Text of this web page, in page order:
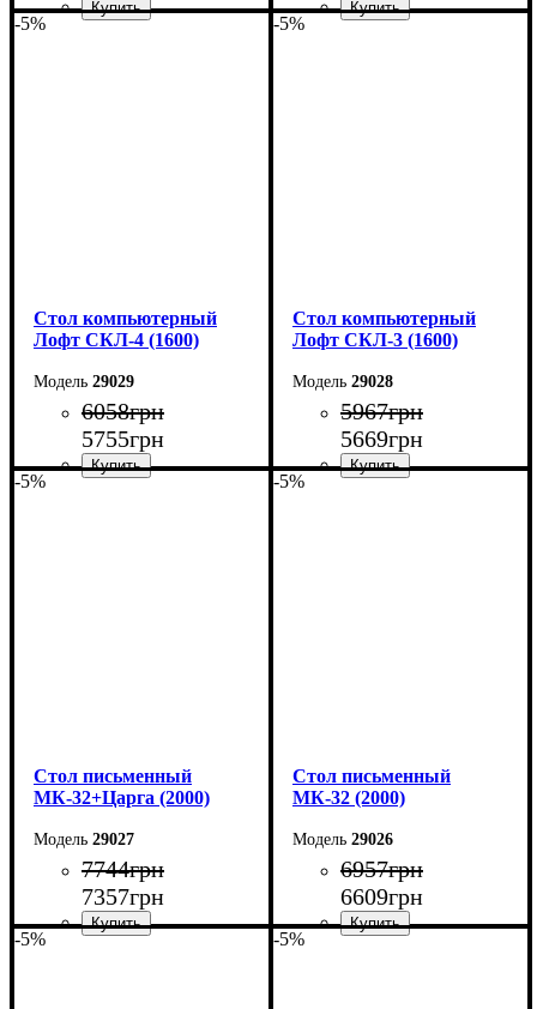
-5%
Стол компьютерный
Лофт СКЛ-4 (1600)
29029
6058грн
5755грн
-5%
Стол компьютерный
Лофт СКЛ-3 (1600)
29028
5967грн
5669грн
-5%
Cтол письменный
МК-32+Царга (2000)
29027
7744грн
7357грн
-5%
Cтол письменный
МК-32 (2000)
29026
6957грн
6609грн
-5% -5%